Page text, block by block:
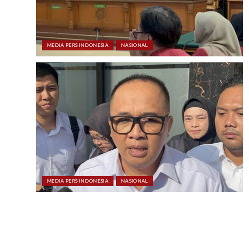
MEDIA PERS INDONESIA NASIONAL
MEDIA PERS INDONESIA NASIONAL